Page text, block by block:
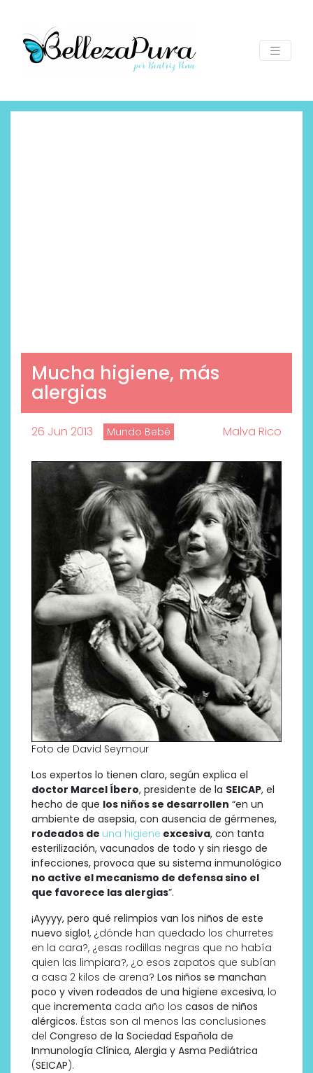
Mucha higiene, más
alergias
26 Jun 2013 Mundo Bebé Malva Rico
Foto de David Seymour
Los expertos lo tienen claro, según explica el
doctor Marcel Íbero, presidente de la SEICAP, el
hecho de que los niños se desarrollen “en un
ambiente de asepsia, con ausencia de gérmenes,
rodeados de una higiene excesiva, con tanta
esterilización, vacunados de todo y sin riesgo de
infecciones, provoca que su sistema inmunológico
no active el mecanismo de defensa sino el
que favorece las alergias”.
¡Ayyyy, pero qué relimpios van los niños de este
nuevo siglo!, ¿dónde han quedado los churretes
en la cara?, ¿esas rodillas negras que no había
quien las limpiara?, ¿o esos zapatos que subían
a casa 2 kilos de arena? Los niños se manchan
poco y viven rodeados de una higiene excesiva, lo
que incrementa cada año los casos de niños
alérgicos. Éstas son al menos las conclusiones
del Congreso de la Sociedad Española de
Inmunología Clínica, Alergia y Asma Pediátrica
(SEICAP).